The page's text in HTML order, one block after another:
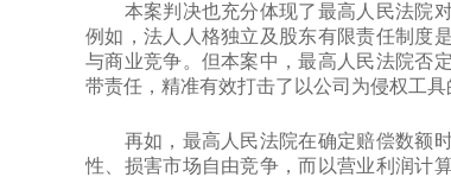
本案判决也充分体现了最高人民法院对
例如，法人人格独立及股东有限责任制度
与商业竞争。但本案中，最高人民法院否
带责任，精准有效打击了以公司为侵权工具
再如，最高人民法院在确定赔偿数额时
性、损害市场自由竞争，而以营业利润计